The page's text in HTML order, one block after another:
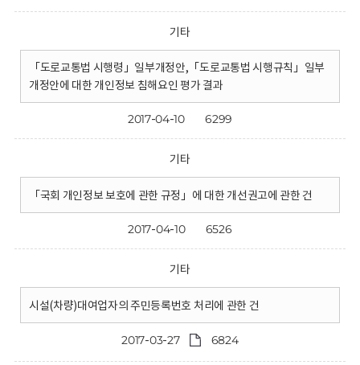
기타
「도로교통법 시행령」일부개정안,「도로교통법 시행규칙」일부
개정안에 대한 개인정보 침해요인 평가 결과
2017-04-10 6299
기타
「국회 개인정보 보호에 관한 규정」에 대한 개선권고에 관한 건
2017-04-10 6526
기타
시설(차량)대여업자의 주민등록번호 처리에 관한 건
2017-03-27 6824